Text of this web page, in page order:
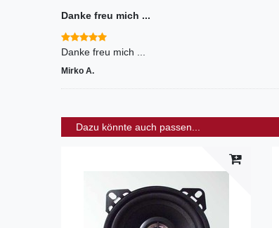
Danke freu mich ...
Danke freu mich ...
Mirko A.
Dazu könnte auch passen...